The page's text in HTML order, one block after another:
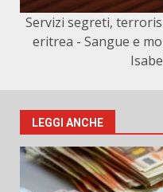
Servizi segreti,
eritrea - Sangue e
LEGGI ANCHE